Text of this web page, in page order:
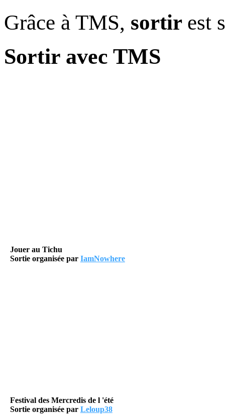
Grâce à TMS, sortir est
Sortir avec TMS
Jouer au Tichu
Sortie organisée par IamNowhere
Festival des Mercredis de l 'été
Sortie organisée par Leloup38